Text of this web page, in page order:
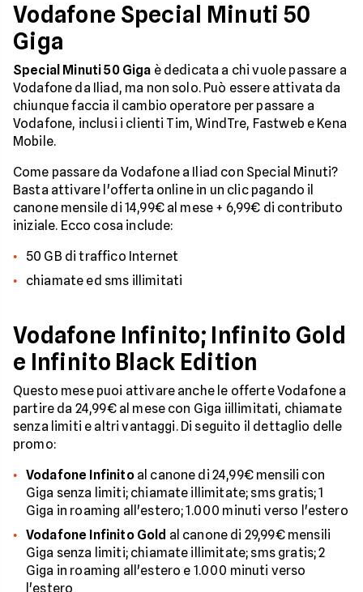
Vodafone Special Minuti 50
Giga
Special Minuti 50 Giga è dedicata a chi vuole passare a
Vodafone da Iliad, ma non solo. Può essere attivata da
chiunque faccia il cambio operatore per passare a
Vodafone, inclusi i clienti Tim, WindTre, Fastweb e Kena
Mobile.
Come passare da Vodafone a Iliad con Special Minuti?
Basta attivare l'offerta online in un clic pagando il
canone mensile di 14,99€ al mese + 6,99€ di contributo
iniziale. Ecco cosa include:
50 GB di traffico Internet
chiamate ed sms illimitati
Vodafone Infinito; Infinito Gold
e Infinito Black Edition
Questo mese puoi attivare anche le offerte Vodafone a
partire da 24,99€ al mese con Giga iillimitati, chiamate
senza limiti e altri vantaggi. Di seguito il dettaglio delle
promo:
Vodafone Infinitoal canone di 24,99€ mensili con
Giga senza limiti; chiamate illimitate; sms gratis; 1
Giga in roaming all'estero; 1.000 minuti verso l'estero
Vodafone Infinito Gold al canone di 29,99€ mensili
Giga senza limiti; chiamate illimitate; sms gratis; 2
Giga in roaming all'estero e 1.000 minuti verso
l'estero